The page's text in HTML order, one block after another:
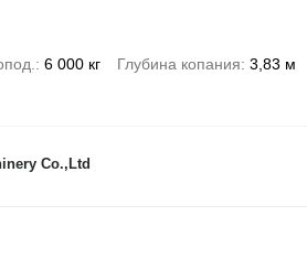
6 000 кг Глубина копания 3,83 м
Co.,Ltd